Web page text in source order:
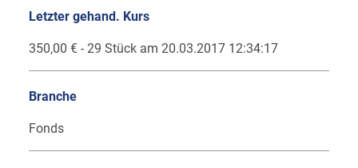
Letzter gehand. Kurs
350,00 € - 29 Stück am 20.03.2017 12:34:17
Branche
Fonds